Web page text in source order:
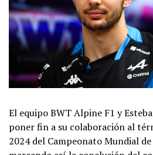
El equipo BWT Alpine F1 y
poner fin a su colaboración al
2024 del Campeonato Mundial